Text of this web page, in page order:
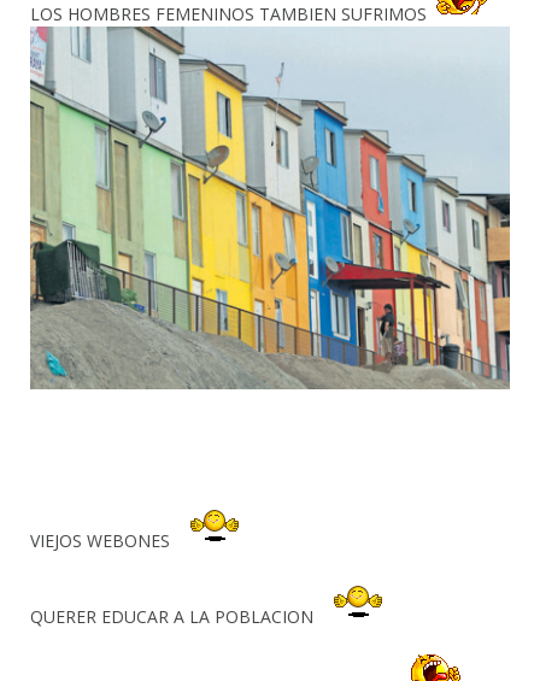
LOS HOMBRES FEMENINOS TAMBIEN SUFRIMOS
VIEJOS WEBONES
QUERER EDUCAR A LA POBLACION